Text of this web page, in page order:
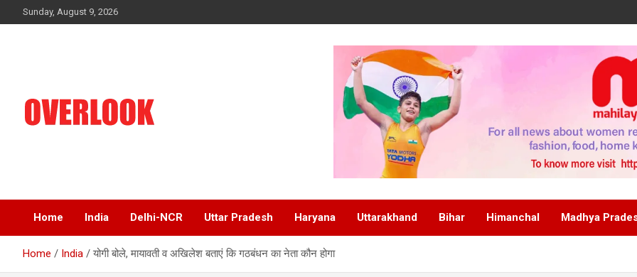
to
Sunday, August 9, 2026
Home India Delhi-NCR Uttar Pradesh Haryana Uttarakhand Bihar Himanchal Madhya
Home India योगी बोले, मायावती व अखिलेश बताएं कि गठबंधन का नेता कौन होगा